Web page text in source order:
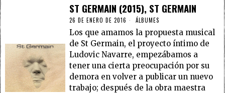
ST GERMAIN (2015), ST GERMAIN
26 DE ENERO DE 2016 ÁLBUMES
Los que amamos la propuesta musical
de St Germain, el proyecto íntimo de
Ludovic Navarre, empezábamos a
tener una cierta preocupación por su
demora en volver a publicar un nuevo
trabajo; después de la obra maestra